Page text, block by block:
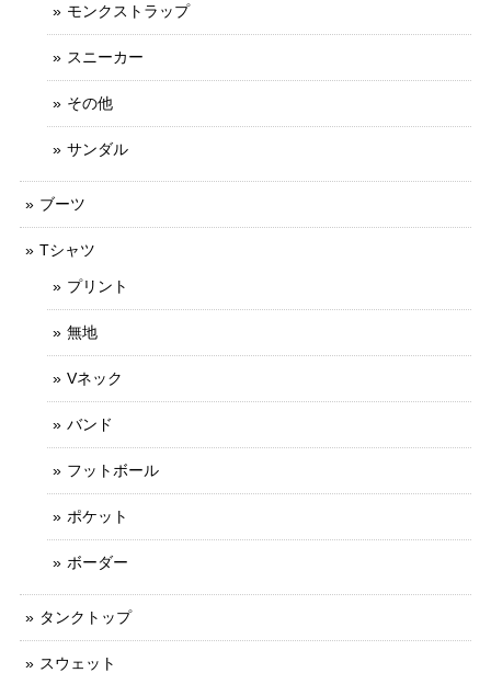
モンクストラップ
スニーカー
その他
サンダル
ブーツ
Tシャツ
プリント
無地
Vネック
バンド
フットボール
ポケット
ボーダー
タンクトップ
スウェット